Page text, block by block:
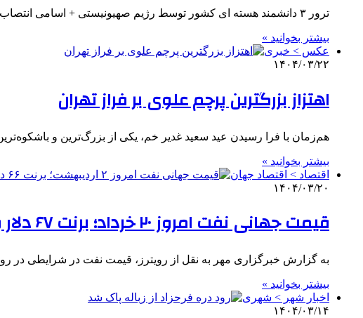
ترور ۳ دانشمند هسته ای کشور توسط رژیم صهیونیستی + اسامی انتصاب فرمانده نیروی هوافضای سپاه از سوی رهبر انقلاب…
بیشتر بخوانید »
عکس > خبری
۱۴۰۴/۰۳/۲۲
اهتزاز بزرگترین پرچم علوی بر فراز تهران
هم‌زمان با فرا رسیدن عید سعید غدیر خم، یکی از بزرگ‌ترین و
بیشتر بخوانید »
اقتصاد > اقتصاد جهان
۱۴۰۴/۰۳/۲۰
قیمت جهانی نفت امروز ۲۰ خرداد؛ برنت ۶۷ دلار و ۳۸ سنت شد
به گزارش خبرگزاری مهر به نقل از رویترز، قیمت نفت در شرایطی در
بیشتر بخوانید »
اخبار شهر > شهری
۱۴۰۴/۰۳/۱۴